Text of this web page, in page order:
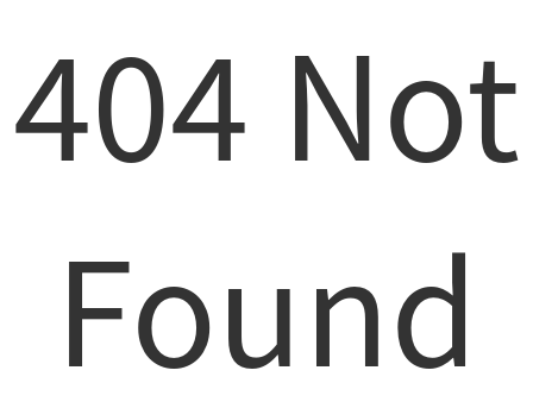
404 Not
Found